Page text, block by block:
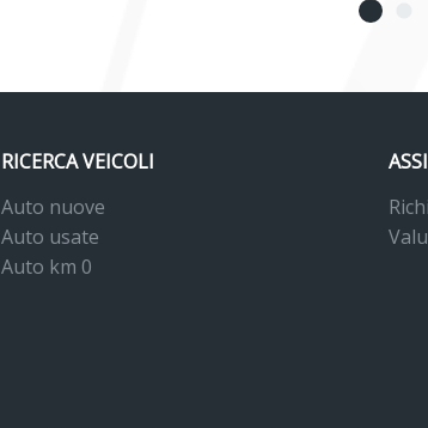
RICERCA VEICOLI
Auto nuove
Auto usate
Auto km 0